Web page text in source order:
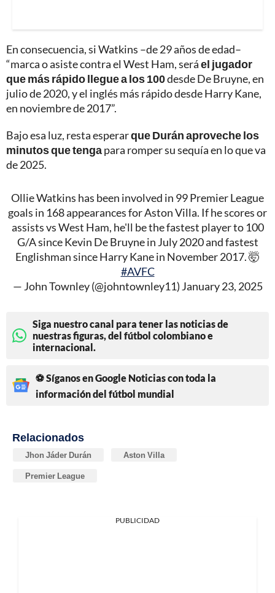
En consecuencia, si Watkins –de 29 años de edad–
“marca o asiste contra el West Ham, seráel jugador
que más rápido llegue a los 100desde De Bruyne, en
julio de 2020, y el inglés más rápido desde Harry Kane,
en noviembre de 2017”.
Bajo esa luz, resta esperarque Durán aproveche los
minutos que tengapara romper su sequía en lo que va
de 2025.
Ollie Watkins has been involved in 99 Premier League
goals in 168 appearances for Aston Villa. If he scores or
assists vs West Ham, he'll be the fastest player to 100
G/A since Kevin De Bruyne in July 2020 and fastest
Englishman since Harry Kane in November 2017. 🤯
#AVFC
— John Townley (@johntownley11) January 23, 2025
Siga nuestro canal para tener las noticias de
nuestras figuras, del fútbol colombiano e
internacional.
⚽ Síganos en Google Noticias con toda la
información del fútbol mundial
Relacionados
Jhon Jáder Durán Aston Villa
Premier League
PUBLICIDAD